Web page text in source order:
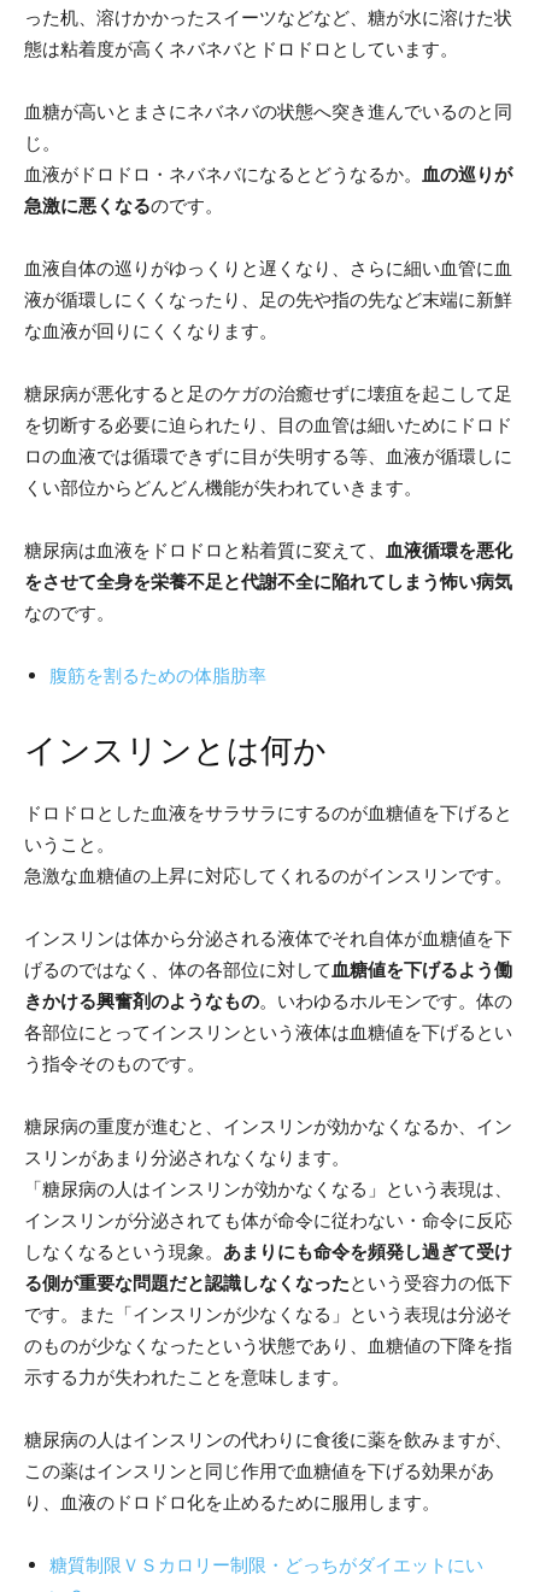
った机、溶けかかったスイーツなどなど、糖が水に溶けた状
態は粘着度が高くネバネバとドロドロとしています。
血糖が高いとまさにネバネバの状態へ突き進んでいるのと同
じ。
血液がドロドロ・ネバネバになるとどうなるか。 血の巡りが
急激に悪くなるのです。
血液自体の巡りがゆっくりと遅くなり、さらに細い血管に血
液が循環しにくくなったり、足の先や指の先など末端に新鮮
な血液が回りにくくなります。
糖尿病が悪化すると足のケガの治癒せずに壊疽を起こして足
を切断する必要に迫られたり、目の血管は細いためにドロド
ロの血液では循環できずに目が失明する等、血液が循環しに
くい部位からどんどん機能が失われていきます。
糖尿病は血液をドロドロと粘着質に変えて、 血液循環を悪化
をさせて全身を栄養不足と代謝不全に陥れてしまう怖い病気
なのです。
腹筋を割るための体脂肪率
インスリンとは何か
ドロドロとした血液をサラサラにするのが血糖値を下げると
いうこと。
急激な血糖値の上昇に対応してくれるのがインスリンです。
インスリンは体から分泌される液体でそれ自体が血糖値を下
げるのではなく、体の各部位に対して血糖値を下げるよう働
きかける興奮剤のようなもの。いわゆるホルモンです。体の
各部位にとってインスリンという液体は血糖値を下げるとい
う指令そのものです。
糖尿病の重度が進むと、インスリンが効かなくなるか、イン
スリンがあまり分泌されなくなります。
「糖尿病の人はインスリンが効かなくなる」という表現は、
インスリンが分泌されても体が命令に従わない・命令に反応
しなくなるという現象。 あまりにも命令を頻発し過ぎて受け
る側が重要な問題だと認識しなくなったという受容力の低下
です。また「インスリンが少なくなる」という表現は分泌そ
のものが少なくなったという状態であり、血糖値の下降を指
示する力が失われたことを意味します。
糖尿病の人はインスリンの代わりに食後に薬を飲みますが、
この薬はインスリンと同じ作用で血糖値を下げる効果があ
り、血液のドロドロ化を止めるために服用します。
糖質制限ＶＳカロリー制限・どっちがダイエットにい